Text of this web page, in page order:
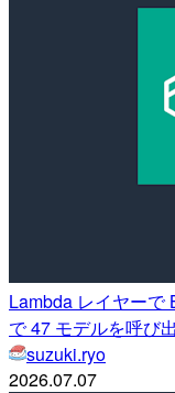
Lambda レイヤー
で 47 モデルを呼び
suzuki.ryo
2026.07.07